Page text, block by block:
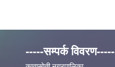
-----सम्पर्क विवरण-----